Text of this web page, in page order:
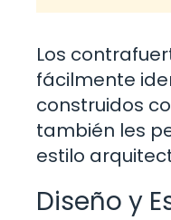
Los
fácilmente
construidos
también les
estilo
Diseño y